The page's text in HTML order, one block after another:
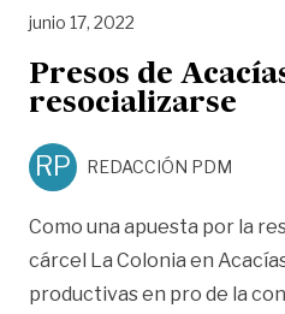
junio 17, 2022
Presos de
resocializarse
RP REDACCIÓN PDM
Como una apuesta por la
cárcel La Colonia en
productivas en pro de la